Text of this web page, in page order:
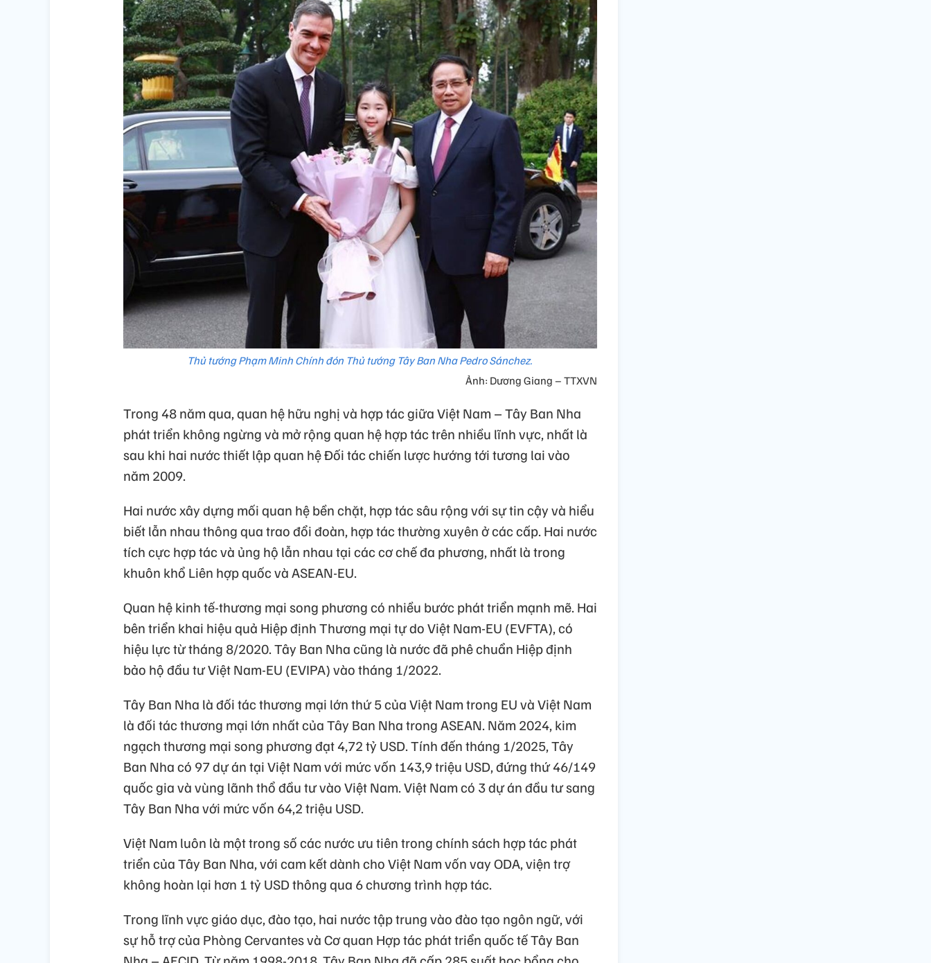
Thủ tướng Phạm Minh Chính đón Thủ tướng Tây Ban Nha Pedro Sánchez.
Ảnh: Dương Giang – TTXVN
Trong 48 năm qua, quan hệ hữu nghị và hợp tác giữa Việt Nam – Tây Ban Nha
phát triển không ngừng và mở rộng quan hệ hợp tác trên nhiều lĩnh vực, nhất là
sau khi hai nước thiết lập quan hệ Đối tác chiến lược hướng tới tương lai vào
năm 2009.
Hai nước xây dựng mối quan hệ bền chặt, hợp tác sâu rộng với sự tin cậy và hiểu
biết lẫn nhau thông qua trao đổi đoàn, hợp tác thường xuyên ở các cấp. Hai nước
tích cực hợp tác và ủng hộ lẫn nhau tại các cơ chế đa phương, nhất là trong
khuôn khổ Liên hợp quốc và ASEAN-EU.
Quan hệ kinh tế-thương mại song phương có nhiều bước phát triển mạnh mẽ. Hai
bên triển khai hiệu quả Hiệp định Thương mại tự do Việt Nam-EU (EVFTA), có
hiệu lực từ tháng 8/2020. Tây Ban Nha cũng là nước đã phê chuẩn Hiệp định
bảo hộ đầu tư Việt Nam-EU (EVIPA) vào tháng 1/2022.
Tây Ban Nha là đối tác thương mại lớn thứ 5 của Việt Nam trong EU và Việt Nam
là đối tác thương mại lớn nhất của Tây Ban Nha trong ASEAN. Năm 2024, kim
ngạch thương mại song phương đạt 4,72 tỷ USD. Tính đến tháng 1/2025, Tây
Ban Nha có 97 dự án tại Việt Nam với mức vốn 143,9 triệu USD, đứng thứ 46/149
quốc gia và vùng lãnh thổ đầu tư vào Việt Nam. Việt Nam có 3 dự án đầu tư sang
Tây Ban Nha với mức vốn 64,2 triệu USD.
Việt Nam luôn là một trong số các nước ưu tiên trong chính sách hợp tác phát
triển của Tây Ban Nha, với cam kết dành cho Việt Nam vốn vay ODA, viện trợ
không hoàn lại hơn 1 tỷ USD thông qua 6 chương trình hợp tác.
Trong lĩnh vực giáo dục, đào tạo, hai nước tập trung vào đào tạo ngôn ngữ, với
sự hỗ trợ của Phòng Cervantes và Cơ quan Hợp tác phát triển quốc tế Tây Ban